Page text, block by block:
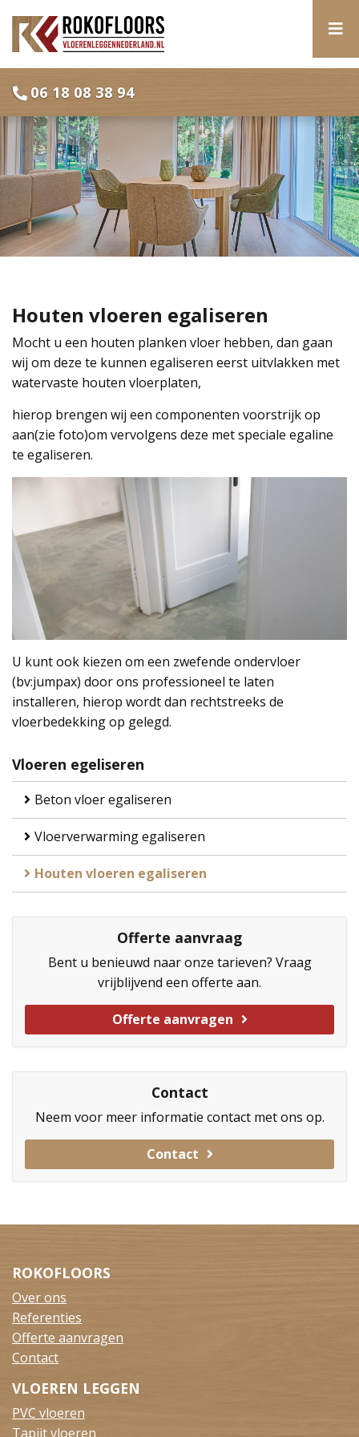
06 18 08 38 94
Houten vloeren egaliseren
Mocht u een houten planken vloer hebben, dan gaan
wij om deze te kunnen egaliseren eerst uitvlakken met
watervaste houten vloerplaten,
hierop brengen wij een componenten voorstrijk op
aan(zie foto)om vervolgens deze met speciale egaline
te egaliseren.
U kunt ook kiezen om een zwefende ondervloer
(bv:jumpax) door ons professioneel te laten
installeren, hierop wordt dan rechtstreeks de
vloerbedekking op gelegd.
Vloeren egeliseren
Beton vloer egaliseren
Vloerverwarming egaliseren
Houten vloeren egaliseren
Offerte aanvraag
Bent u benieuwd naar onze tarieven? Vraag
vrijblijvend een offerte aan.
Offerte aanvragen
Contact
Neem voor meer informatie contact met ons op.
Contact
ROKOFLOORS
Over ons
Referenties
Offerte aanvragen
Contact
VLOEREN LEGGEN
PVC vloeren
Tapijt vloeren